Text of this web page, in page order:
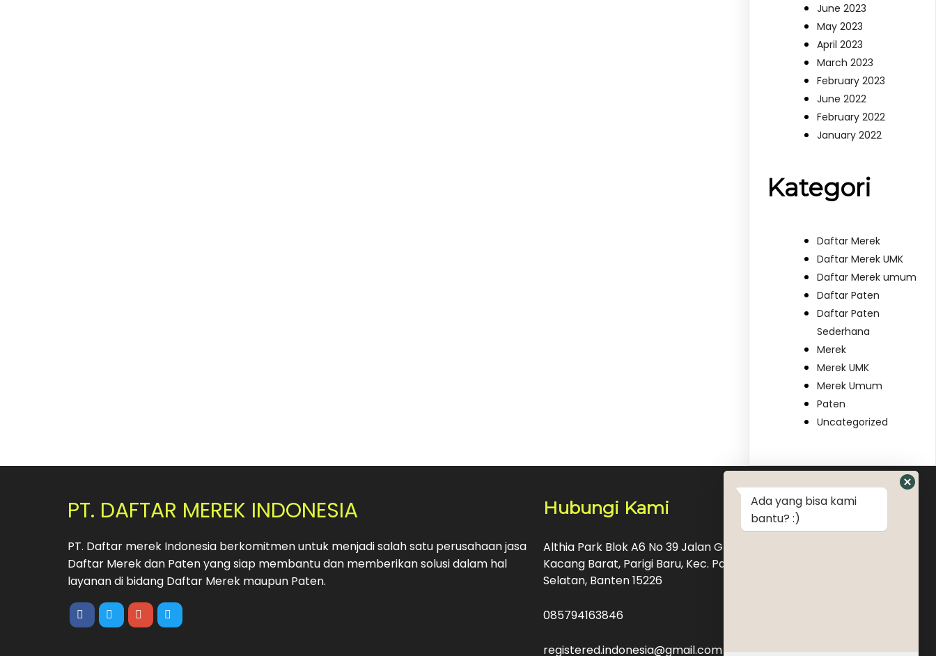
June 2023
May 2023
April 2023
March 2023
February 2023
June 2022
February 2022
January 2022
Kategori
Daftar Merek
Daftar Merek UMK
Daftar Merek umum
Daftar Paten
Daftar Paten
Sederhana
Merek
Merek UMK
Merek Umum
Paten
Uncategorized
PT. DAFTAR MEREK INDONESIA
PT. Daftar merek Indonesia berkomitmen untuk menjadi salah satu perusahaan jasa
Daftar Merek dan Paten yang siap membantu dan memberikan solusi dalam hal
layanan di bidang Daftar Merek maupun Paten.
Hubungi Kami
Althia Park Blok A6 No 39 Jalan Graha Raya Bintaro Pondok
Kacang Barat, Parigi Baru, Kec. Pd. Aren, Kota Tangerang
Selatan, Banten 15226
085794163846
registered.indonesia@gmail.com
Ada yang bisa kami
bantu? :)